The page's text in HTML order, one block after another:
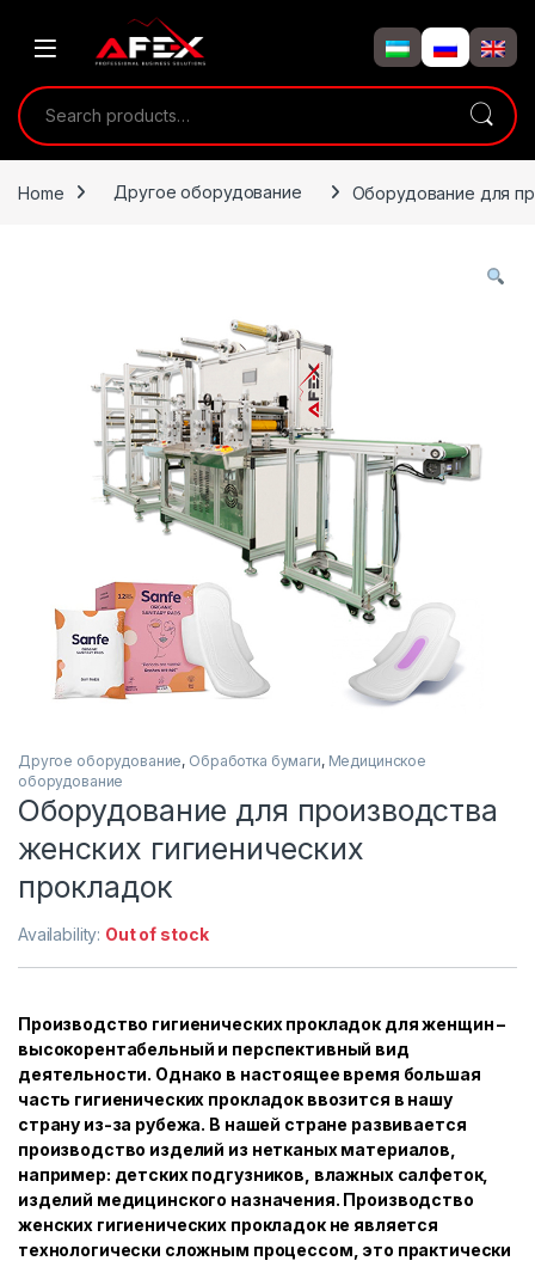
Search for:
Home Другое оборудование Оборудование для
Другое оборудование, Обработка бумаги, Медицинское
оборудование
Оборудование для производства
женских гигиенических
прокладок
Availability: Out of stock
Производство гигиенических прокладок для женщин –
высокорентабельный и перспективный вид
деятельности. Однако в настоящее время большая
часть гигиенических прокладок ввозится в нашу
страну из-за рубежа. В нашей стране развивается
производство изделий из нетканых материалов,
например: детских подгузников, влажных салфеток,
изделий медицинского назначения. Производство
женских гигиенических прокладок не является
технологически сложным процессом, это практически